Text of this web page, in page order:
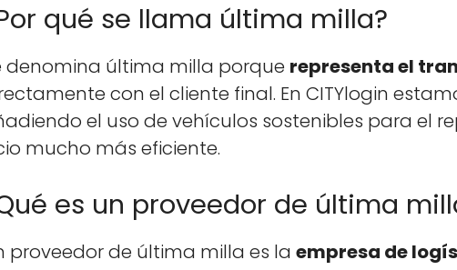
qué se llama última milla?
denom­i­na últi­ma mil­la porque rep­re­sen­ta el
con el cliente final. En CITY­lo­gin
el uso de vehícu­los sostenibles para el
mucho más efi­ciente.
es un proveedor de última
provee­dor de últi­ma mil­la es la empre­sa de